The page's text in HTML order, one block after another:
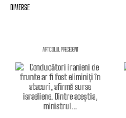
DIVERSE
ARTICOLUL PRECEDENT